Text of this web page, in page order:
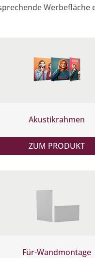
Werbefläche
Akustikrahmen
ZUM PRODUKT
Für-Wandmontage